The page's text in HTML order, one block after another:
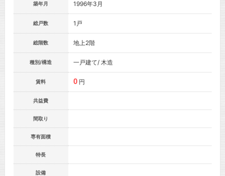
築年月 1996年3月
総戸数 1戸
総階数 地上2階
種別/構造 一戸建て/ 木造
賃料 0 円
共益費
間取り
専有面積
特長
設備